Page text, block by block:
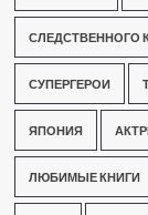
СЛЕДСТВЕННОГО
СУПЕРГЕРОИ
ЯПОНИЯ
ЛЮБИМЫЕ КНИГИ